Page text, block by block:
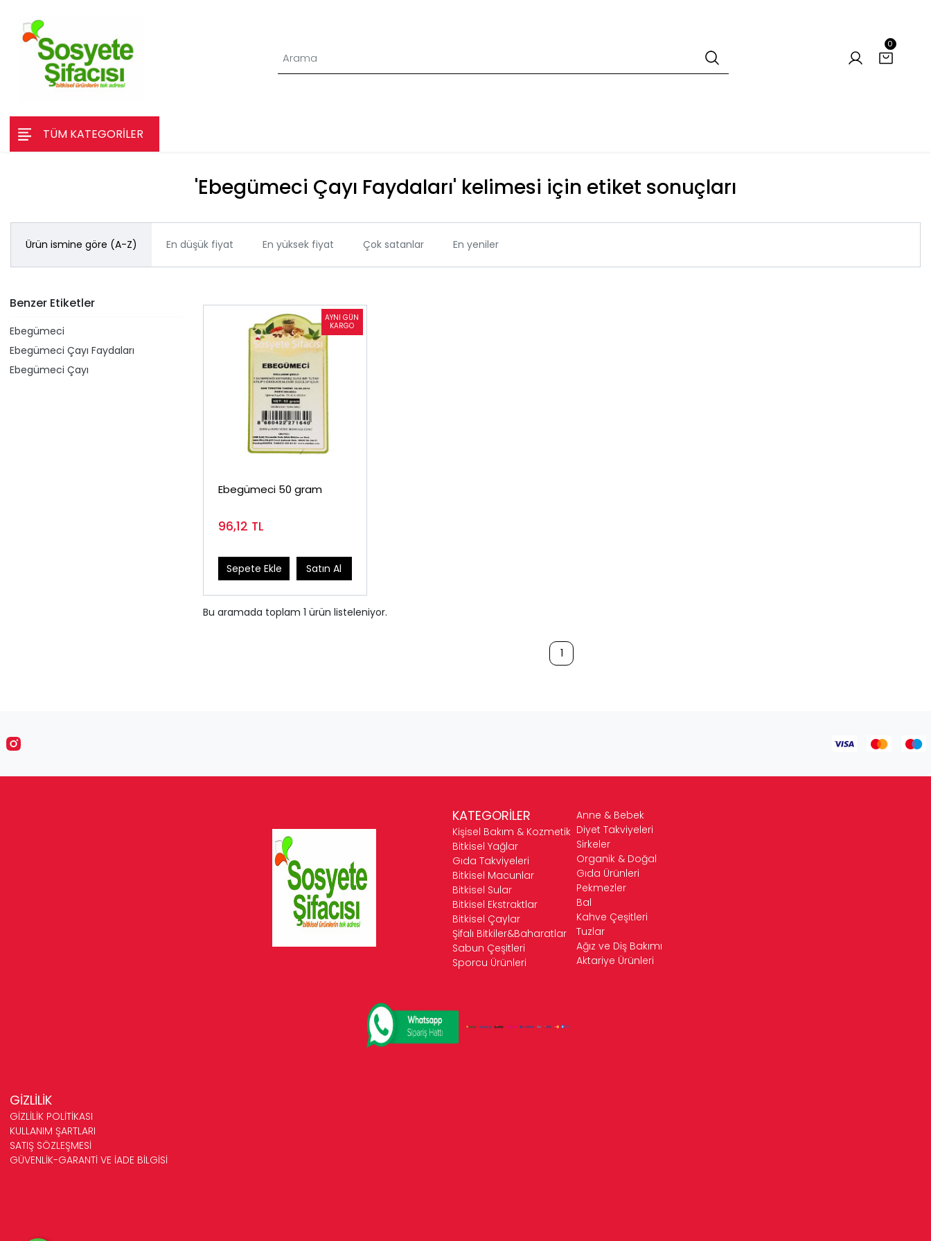
0
TÜM KATEGORİLER
'Ebegümeci Çayı Faydaları' kelimesi için etiket sonuçları
Ürün ismine göre (A-Z) En düşük fiyat En yüksek fiyat Çok satanlar En yeniler
Benzer Etiketler
Ebegümeci
Ebegümeci Çayı Faydaları
Ebegümeci Çayı
Ebegümeci 50 gram
96,12 TL
Sepete Ekle Satın Al
Bu aramada toplam 1 ürün listeleniyor.
1
KATEGORİLER
Kişisel Bakım & Kozmetik
Bitkisel Yağlar
Gıda Takviyeleri
Bitkisel Macunlar
Bitkisel Sular
Bitkisel Ekstraktlar
Bitkisel Çaylar
Şifalı Bitkiler&Baharatlar
Sabun Çeşitleri
Sporcu Ürünleri
Anne & Bebek
Diyet Takviyeleri
Sirkeler
Organik & Doğal
Gıda Ürünleri
Pekmezler
Bal
Kahve Çeşitleri
Tuzlar
Ağız ve Diş Bakımı
Aktariye Ürünleri
GİZLİLİK
GİZLİLİK POLİTİKASI
KULLANIM ŞARTLARI
SATIŞ SÖZLEŞMESİ
GÜVENLİK-GARANTİ VE İADE BİLGİSİ